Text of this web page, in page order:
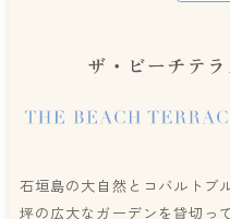
ザ・ビーチテ
石垣島の大自然とコバルトブ
坪の広大なガーデンを貸切っ